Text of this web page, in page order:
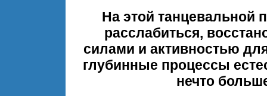
На этой танцевальной
расслабиться,
силами и активностью
глубинные процессы
нечто